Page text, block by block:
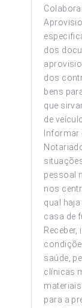
dos
dos
bens
que
de
Informar
pessoal
nos
qual
casa de
saúde,
clínicas
para a